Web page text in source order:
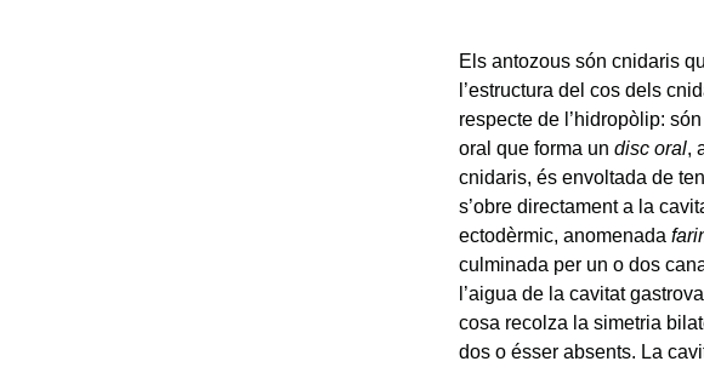
Els antozous són cnidaris
l’estructura del cos dels
respecte de l’hidropòlip:
oral que forma undisc oral,
cnidaris, és envoltada de
s’obre directament a la
ectodèrmic, anomenada
culminada per un o dos
l’aigua de la cavitat
cosa recolza la simetria
dos o ésser absents. La